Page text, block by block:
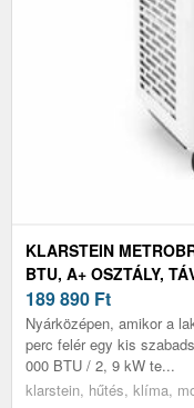
KLARSTEIN
BTU, A+ OSZTÁLY,
189 890 Ft
Nyárközépen, amikor a
perc felér egy kis
000 BTU / 2, 9 kW te...
klarstein, hűtés, klíma,